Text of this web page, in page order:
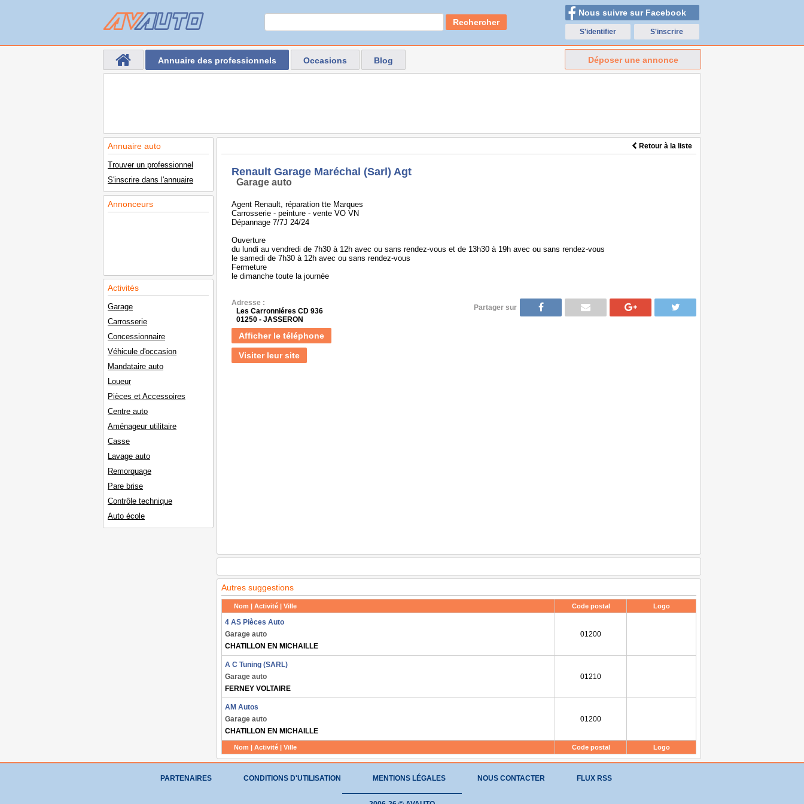
Rechercher
Nous suivre sur Facebook
S'identifier S'inscrire
Annuaire des professionnels Occasions Blog Déposer une annonce
Annuaire auto
Trouver un professionnel
S'inscrire dans l'annuaire
Annonceurs
Activités
Garage
Carrosserie
Concessionnaire
Véhicule d'occasion
Mandataire auto
Loueur
Pièces et Accessoires
Centre auto
Aménageur utilitaire
Casse
Lavage auto
Remorquage
Pare brise
Contrôle technique
Auto école
Retour à la liste
Renault Garage Maréchal (Sarl) Agt
Garage auto
Agent Renault, réparation tte Marques
Carrosserie - peinture - vente VO VN
Dépannage 7/7J 24/24
Ouverture
du lundi au vendredi de 7h30 à 12h avec ou sans rendez-vous et de 13h30 à 19h avec ou sans rendez-vous
le samedi de 7h30 à 12h avec ou sans rendez-vous
Fermeture
le dimanche toute la journée
Adresse :
Les Carronniéres CD 936
01250 - JASSERON
Afficher le téléphone
Visiter leur site
Partager sur
Autres suggestions
Nom | Activité | Ville Code postal Logo
Nom | Activité | Ville Code postal Logo
4 AS Pièces Auto
Garage auto
CHATILLON EN MICHAILLE
01200
A C Tuning (SARL)
Garage auto
FERNEY VOLTAIRE
01210
AM Autos
Garage auto
CHATILLON EN MICHAILLE
01200
PARTENAIRES CONDITIONS D'UTILISATION MENTIONS LÉGALES NOUS CONTACTER FLUX RSS